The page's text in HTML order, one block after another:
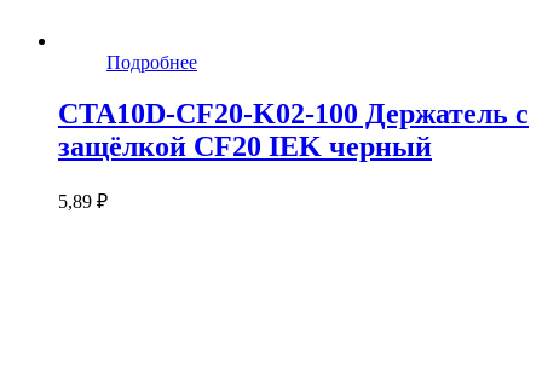
Подробнее
CTA10D-CF20-K02-100 Держатель с
защёлкой CF20 IEK черный
5,89 ₽